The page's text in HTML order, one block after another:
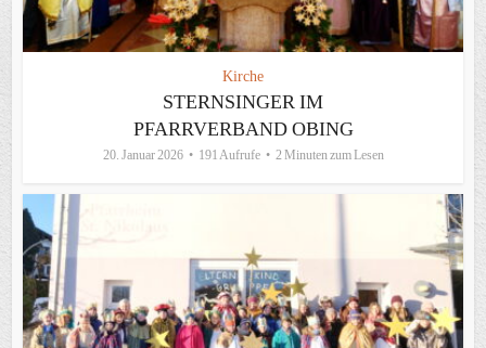
Kirche
STERNSINGER IM
PFARRVERBAND OBING
20. Januar 2026 191 Aufrufe 2 Minuten zum Lesen